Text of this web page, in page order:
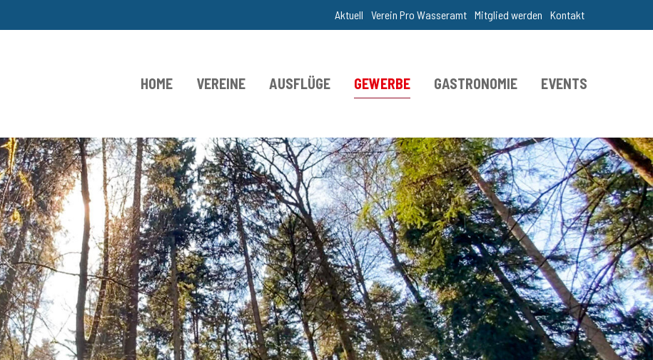
Aktuell Verein Pro Wasseramt Mitglied werden Kontakt
HOME VEREINE AUSFLÜGE GEWERBE GASTRONOMIE EVENTS